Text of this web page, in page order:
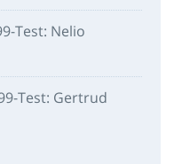
Test: Nelio
Test: Gertrud